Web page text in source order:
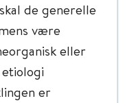
de generelle
være
eller
er